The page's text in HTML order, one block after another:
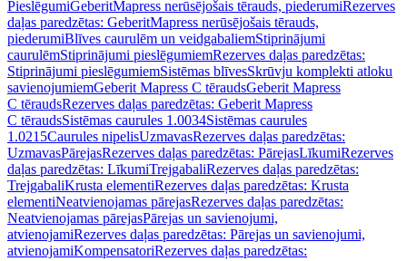
PieslēgumiGeberitMapress nerūsējošais tērauds, piederumiRezerves
daļas paredzētas: GeberitMapress nerūsējošais tērauds,
piederumiBlīves caurulēm un veidgabaliemStiprinājumi
caurulēmStiprinājumi pieslēgumiemRezerves daļas paredzētas:
Stiprinājumi pieslēgumiemSistēmas blīvesSkrūvju komplekti atloku
savienojumiemGeberit Mapress C tēraudsGeberit Mapress
C tēraudsRezerves daļas paredzētas: Geberit Mapress
C tēraudsSistēmas caurules 1.0034Sistēmas caurules
1.0215Caurules nipelisUzmavasRezerves daļas paredzētas:
UzmavasPārejasRezerves daļas paredzētas: PārejasLīkumiRezerves
daļas paredzētas: LīkumiTrejgabaliRezerves daļas paredzētas:
TrejgabaliKrusta elementiRezerves daļas paredzētas: Krusta
elementiNeatvienojamas pārejasRezerves daļas paredzētas:
Neatvienojamas pārejasPārejas un savienojumi,
atvienojamiRezerves daļas paredzētas: Pārejas un savienojumi,
atvienojamiKompensatoriRezerves daļas paredzētas: